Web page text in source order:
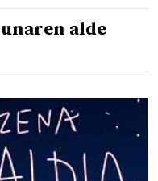
alde